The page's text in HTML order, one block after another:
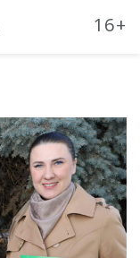
16+